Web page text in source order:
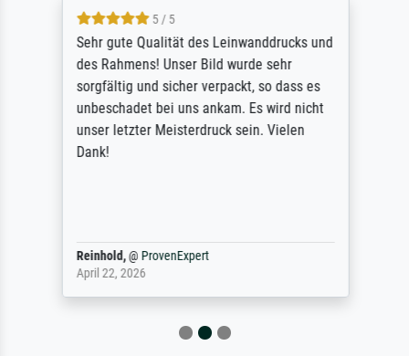
5 / 5
Sehr gute Qualität des Leinwanddrucks und
des Rahmens! Unser Bild wurde sehr
sorgfältig und sicher verpackt, so dass es
unbeschadet bei uns ankam. Es wird nicht
unser letzter Meisterdruck sein. Vielen
Dank!
Reinhold,@ ProvenExpert
April 22, 2026